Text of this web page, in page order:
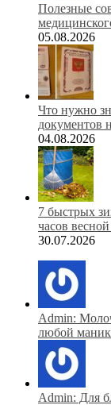
Полезные
05.08.2026
Что нужно
документов
04.08.2026
7 быстрых
часов
30.07.2026
Admin:
любой
Admin: Для